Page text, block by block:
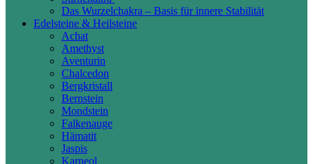
Das Wurzelchakra – Basis für innere Stabilität
Edelsteine & Heilsteine
Achat
Amethyst
Aventurin
Chalcedon
Bergkristall
Bernstein
Mondstein
Falkenauge
Hämatit
Jaspis
Karneol